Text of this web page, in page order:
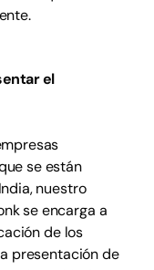
el
se están
nuestro
se encarga a
de los
presentación de